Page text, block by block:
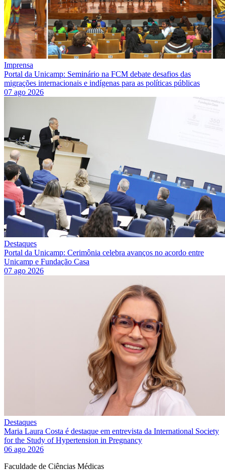
Imprensa
Portal da Unicamp: Seminário na FCM debate desafios das
migrações internacionais e indígenas para as políticas públicas
07 ago 2026
Destaques
Portal da Unicamp: Cerimônia celebra avanços no acordo entre
Unicamp e Fundação Casa
07 ago 2026
Destaques
Maria Laura Costa é destaque em entrevista da International Society
for the Study of Hypertension in Pregnancy
06 ago 2026
Faculdade de Ciências Médicas